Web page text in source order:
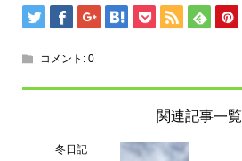
コメント: 0
関連記事一覧
冬日記